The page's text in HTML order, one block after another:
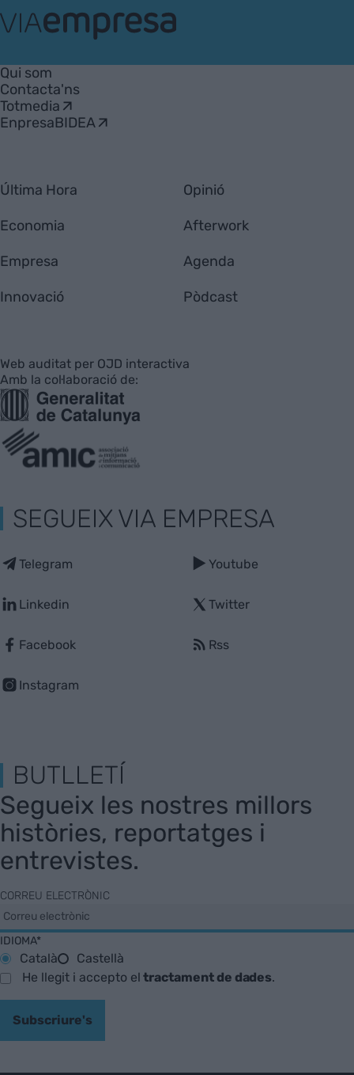
Empresa
Qui som
Contacta'ns
Totmedia
EnpresaBIDEA
Última Hora
Economia
Empresa
Innovació
Opinió
Afterwork
Agenda
Pòdcast
Web auditat per OJD interactiva
Amb la col·laboració de:
SEGUEIX VIA EMPRESA
Telegram
Linkedin
Facebook
Instagram
Youtube
Twitter
Rss
BUTLLETÍ
Segueix les nostres millors
històries, reportatges i
entrevistes.
CORREU ELECTRÒNIC
IDIOMA*
Català
Castellà
He llegit i accepto eltractament de dades.
Subscriure's